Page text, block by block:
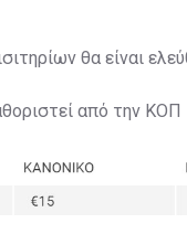
θα είναι
από την ΚΟΠ